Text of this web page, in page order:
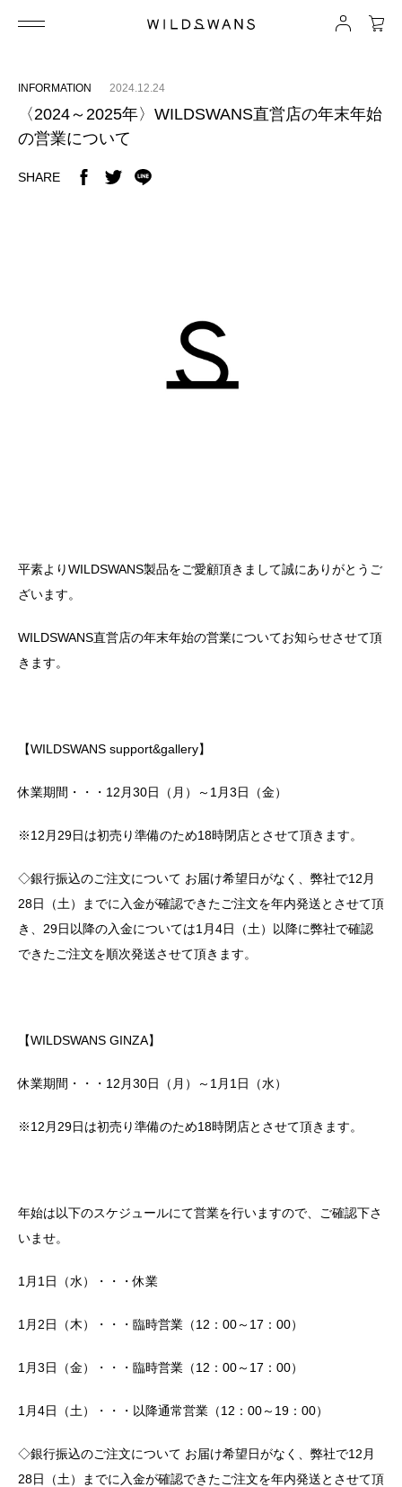
INFORMATION 2024.12.24
〈2024～2025年〉WILDSWANS直営店の年末年始
の営業について
SHARE
平素よりWILDSWANS製品をご愛顧頂きまして誠にありがとうご
ざいます。
WILDSWANS直営店の年末年始の営業についてお知らせさせて頂
きます。
【WILDSWANS support&gallery】
休業期間・・・12月30日（月）～1月3日（金）
※12月29日は初売り準備のため18時閉店とさせて頂きます。
◇銀行振込のご注文について お届け希望日がなく、弊社で12月
28日（土）までに入金が確認できたご注文を年内発送とさせて頂
き、29日以降の入金については1月4日（土）以降に弊社で確認
できたご注文を順次発送させて頂きます。
【WILDSWANS GINZA】
休業期間・・・12月30日（月）～1月1日（水）
※12月29日は初売り準備のため18時閉店とさせて頂きます。
年始は以下のスケジュールにて営業を行いますので、ご確認下さ
いませ。
1月1日（水）・・・休業
1月2日（木）・・・臨時営業（12：00～17：00）
1月3日（金）・・・臨時営業（12：00～17：00）
1月4日（土）・・・以降通常営業（12：00～19：00）
◇銀行振込のご注文について お届け希望日がなく、弊社で12月
28日（土）までに入金が確認できたご注文を年内発送とさせて頂